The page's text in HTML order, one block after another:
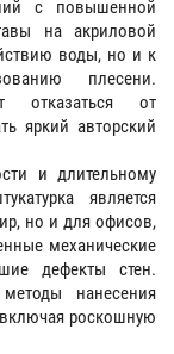
с повышенной
на акриловой
воды, но и к
плесени.
отказаться от
яркий авторский
и длительному
является
но и для офисов,
механические
дефекты стен.
нанесения
роскошную